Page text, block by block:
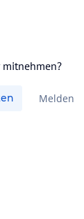
mitnehmen?
Melden